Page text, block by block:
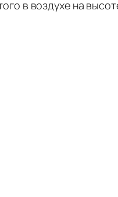
в воздухе на